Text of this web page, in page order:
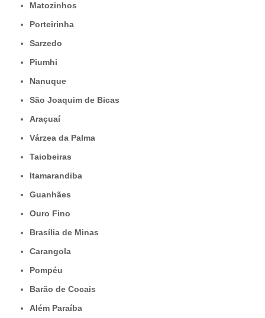
Matozinhos
Porteirinha
Sarzedo
Piumhi
Nanuque
São Joaquim de Bicas
Araçuaí
Várzea da Palma
Taiobeiras
Itamarandiba
Guanhães
Ouro Fino
Brasília de Minas
Carangola
Pompéu
Barão de Cocais
Além Paraíba